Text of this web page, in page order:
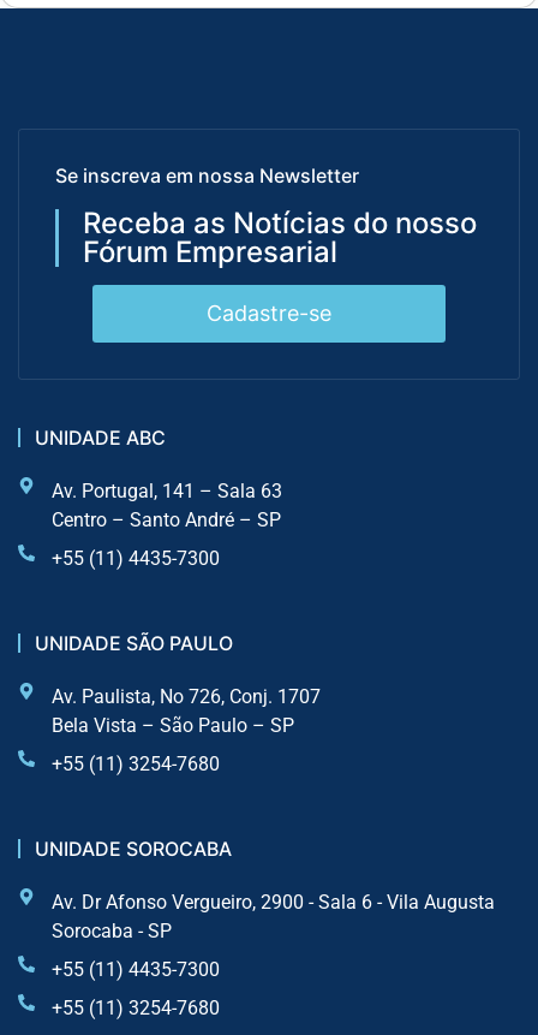
Se inscreva em nossa Newsletter
Receba as Notícias do nosso
Fórum Empresarial
Cadastre-se
UNIDADE ABC
Av. Portugal, 141 – Sala 63
Centro – Santo André – SP
+55 (11) 4435-7300
UNIDADE SÃO PAULO
Av. Paulista, No 726, Conj. 1707
Bela Vista – São Paulo – SP
+55 (11) 3254-7680
UNIDADE SOROCABA
Av. Dr Afonso Vergueiro, 2900 - Sala 6 - Vila Augusta
Sorocaba - SP
+55 (11) 4435-7300
+55 (11) 3254-7680